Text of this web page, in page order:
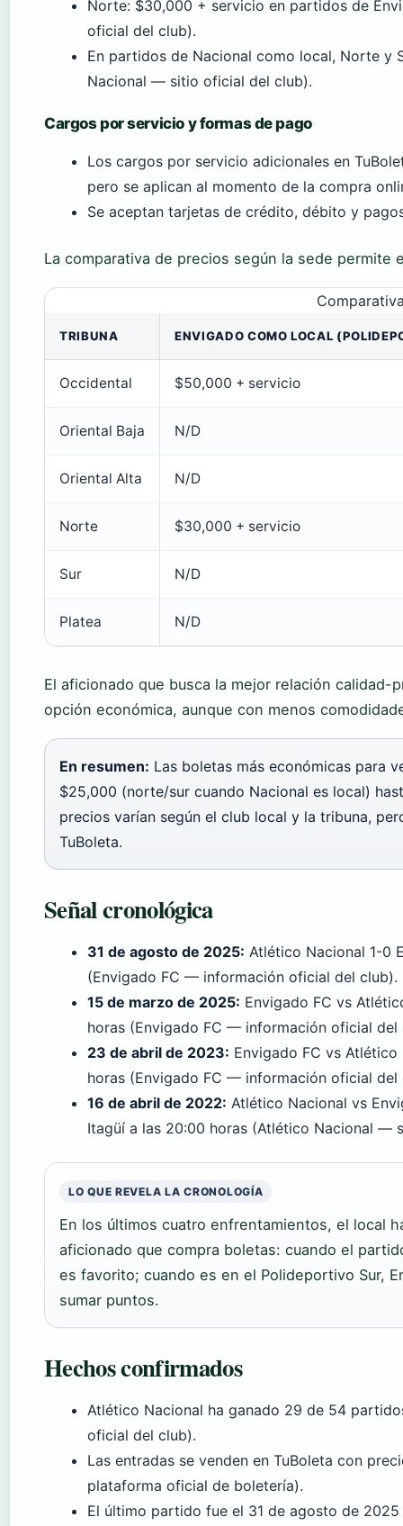
Norte: $30,000 + servicio en partidos de
oficial del club).
En partidos de Nacional como local, Norte y
Nacional — sitio oficial del club).
Cargos por servicio y formas de pago
Los cargos por servicio adicionales en
pero se aplican al momento de la compra
Se aceptan tarjetas de crédito, débito y
La comparativa de precios según la sede permite
TRIBUNA ENVIGADO COMO LOCAL
Occidental $50,000 + servicio
Oriental Baja N/D
Oriental Alta N/D
Norte $30,000 + servicio
Sur N/D
Platea N/D
El aficionado que busca la mejor relación
opción económica, aunque con menos
En resumen: Las boletas más económicas para
$25,000 (norte/sur cuando Nacional es local)
precios varían según el club local y la tribuna,
TuBoleta.
Señal cronológica
31 de agosto de 2025: Atlético Nacional 1-0
(Envigado FC — información oficial del club).
15 de marzo de 2025: Envigado FC vs
horas (Envigado FC — información oficial del
23 de abril de 2023: Envigado FC vs
horas (Envigado FC — información oficial del
16 de abril de 2022: Atlético Nacional vs
Itagüí a las 20:00 horas (Atlético Nacional —
LO QUE REVELA LA CRONOLOGÍA
En los últimos cuatro enfrentamientos, el local
aficionado que compra boletas: cuando el
es favorito; cuando es en el Polideportivo Sur,
sumar puntos.
Hechos confirmados
Atlético Nacional ha ganado 29 de 54
oficial del club).
Las entradas se venden en TuBoleta con
plataforma oficial de boletería).
El último partido fue el 31 de agosto de